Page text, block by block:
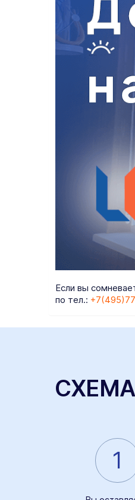
Если вы
по тел.:
СХЕМА
1